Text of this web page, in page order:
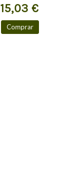
15,03 €
Comprar